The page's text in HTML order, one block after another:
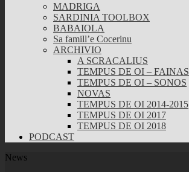
MADRIGA
SARDINIA TOOLBOX
BABAIOLA
Sa famill’e Cocerinu
ARCHIVIO
A SCRACALIUS
TEMPUS DE OI – FAINAS
TEMPUS DE OI – SONOS
NOVAS
TEMPUS DE OI 2014-2015
TEMPUS DE OI 2017
TEMPUS DE OI 2018
PODCAST
News